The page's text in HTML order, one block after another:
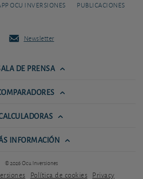
OCU INVERSIONES PUBLICACIONES
Newsletter
DE PRENSA
INFORMACIÓN
© 2026 Ocu Inversiones
Política de cookies Privacy